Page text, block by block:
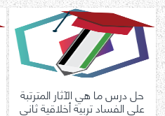
حل درس ما هي الآثار المترتبة
على الفساد تربية أخلاقية ثاني